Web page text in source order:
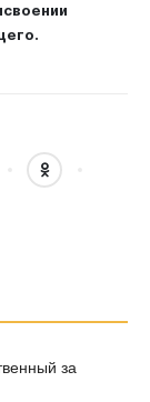
за